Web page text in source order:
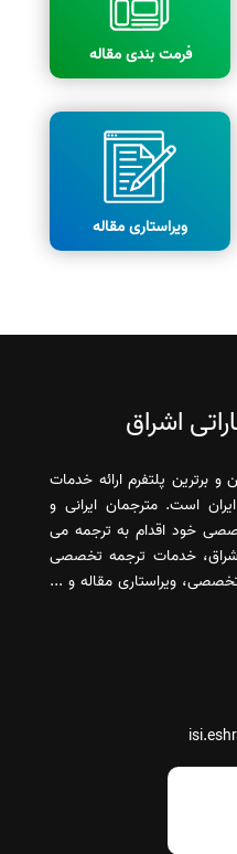
فرمت بندی مقاله
ویراستاری مقاله
اشراق
برترین پلتفرم ارائه خدمات
است. مترجمان ایرانی و
خود اقدام به ترجمه می
خدمات ترجمه تخصصی
ویراستاری مقاله و ...